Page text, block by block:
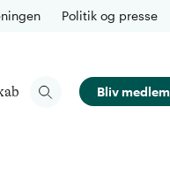
Politik og presse
Bliv medlem